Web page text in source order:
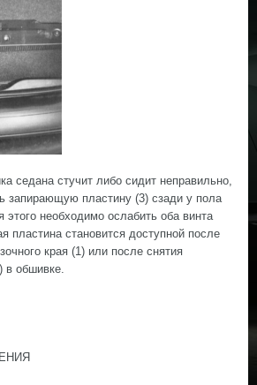
седана стучит либо сидит неправильно,
запирающую пластину (3) сзади у пола
этого необходимо ослабить оба винта
пластина становится доступной после
края (1) или после снятия
в обшивке.